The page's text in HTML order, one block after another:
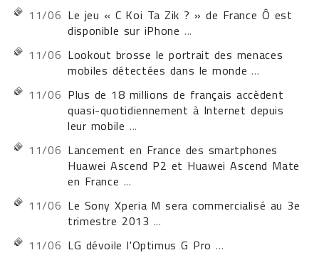
11/06 Le jeu « C Koi Ta Zik ? » de France Ô est
disponible sur iPhone ...
11/06 Lookout brosse le portrait des menaces
mobiles détectées dans le monde ...
11/06 Plus de 18 millions de français accèdent
quasi-quotidiennement à Internet depuis
leur mobile ...
11/06 Lancement en France des smartphones
Huawei Ascend P2 et Huawei Ascend Mate
en France ...
11/06 Le Sony Xperia M sera commercialisé au 3e
trimestre 2013 ...
11/06 LG dévoile l'Optimus G Pro...